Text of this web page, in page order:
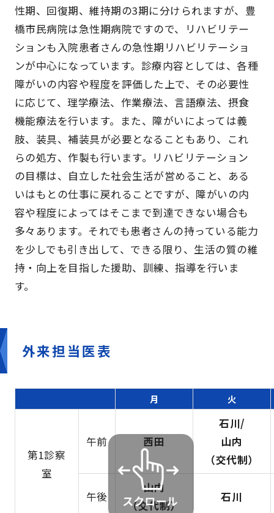
性期、回復期、維持期の3期に分けられますが、豊
橋市民病院は急性期病院ですので、リハビリテー
ションも入院患者さんの急性期リハビリテーショ
ンが中心になっています。診療内容としては、各種
障がいの内容や程度を評価した上で、その必要性
に応じて、理学療法、作業療法、言語療法、摂食
機能療法を行います。また、障がいによっては義
肢、装具、補装具が必要となることもあり、これ
らの処方、作製も行います。リハビリテーション
の目標は、自立した社会生活が営めること、ある
いはもとの仕事に戻れることですが、障がいの内
容や程度によってはそこまで到達できない場合も
多々あります。それでも患者さんの持っている能力
を少しでも引き出して、できる限り、生活の質の維
持・向上を目指した援助、訓練、指導を行いま
す。
外来担当医表
月 火
第1診察
室
午前 西田
石川/
山内
（交代制）
午後
山内
（交代制）
石川